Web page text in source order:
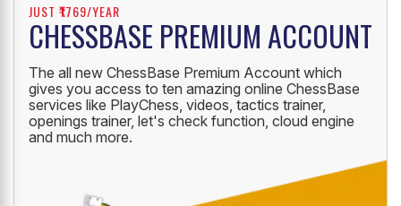
JUST ₹1769/YEAR
CHESSBASE PREMIUM ACCOUNT
The all new ChessBase Premium Account which
gives you access to ten amazing online ChessBase
services like PlayChess, videos, tactics trainer,
openings trainer, let's check function, cloud engine
and much more.